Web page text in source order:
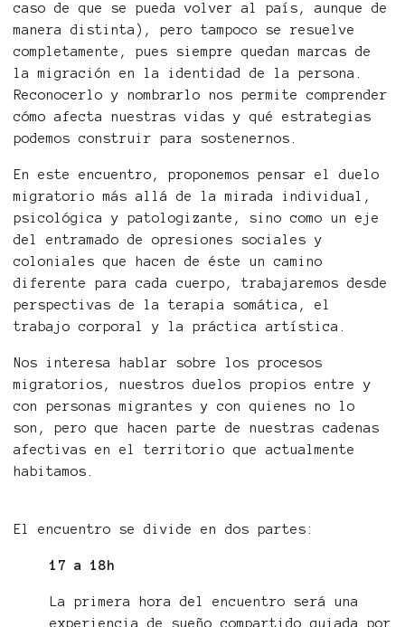
caso de que se pueda volver al país, aunque de
manera distinta), pero tampoco se resuelve
completamente, pues siempre quedan marcas de
la migración en la identidad de la persona.
Reconocerlo y nombrarlo nos permite comprender
cómo afecta nuestras vidas y qué estrategias
podemos construir para sostenernos.
En este encuentro, proponemos pensar el duelo
migratorio más allá de la mirada individual,
psicológica y patologizante, sino como un eje
del entramado de opresiones sociales y
coloniales que hacen de éste un camino
diferente para cada cuerpo, trabajaremos desde
perspectivas de la terapia somática, el
trabajo corporal y la práctica artística.
Nos interesa hablar sobre los procesos
migratorios, nuestros duelos propios entre y
con personas migrantes y con quienes no lo
son, pero que hacen parte de nuestras cadenas
afectivas en el territorio que actualmente
habitamos.
El encuentro se divide en dos partes:
17 a 18h
La primera hora del encuentro será una
experiencia de sueño compartido guiada por